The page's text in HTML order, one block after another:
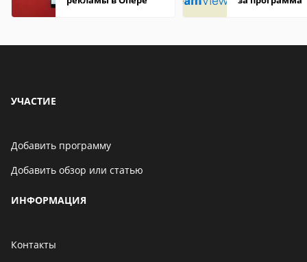
УЧАСТИЕ
Добавить программу
Добавить обзор или статью
ИНФОРМАЦИЯ
Контакты